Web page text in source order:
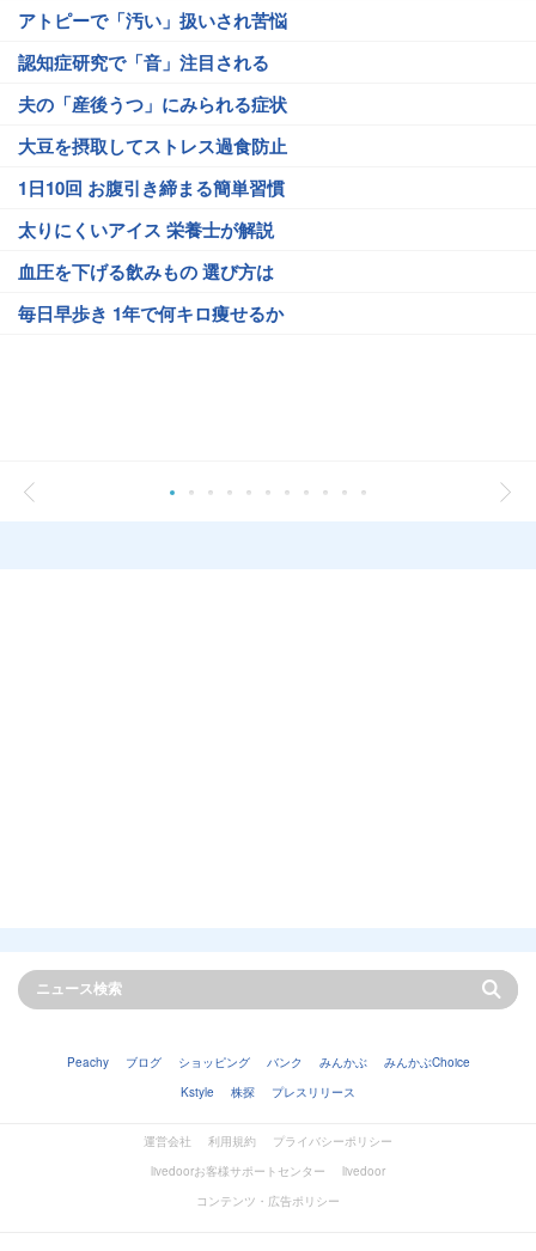
アトピーで「汚い」扱いされ苦悩
認知症研究で「音」注目される
夫の「産後うつ」にみられる症状
大豆を摂取してストレス過食防止
1日10回 お腹引き締まる簡単習慣
太りにくいアイス 栄養士が解説
血圧を下げる飲みもの 選び方は
毎日早歩き 1年で何キロ痩せるか
Peachy ブログ ショッピング バンク みんかぶ
みんかぶChoice
Kstyle
株探 プレスリリース
運営会社 利用規約
プライバシーポリシー
livedoorお客様サポートセンター
livedoor
コンテンツ・広告ポリシー